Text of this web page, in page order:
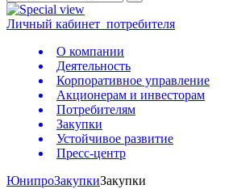
Личный кабинет потребителя
О компании
Деятельность
Корпоративное управление
Акционерам и инвесторам
Потребителям
Закупки
Устойчивое развитие
Пресс-центр
ЮнипроЗакупкиЗакупки